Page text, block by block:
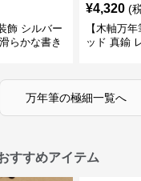
飾 シルバー
らかな書き
¥4,320 (
【木軸万
ッド 真鍮
万年筆の極細一覧へ
すすめアイテム